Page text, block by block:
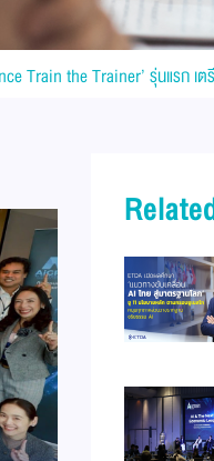
Train the Trainer’ รุ่นแรก เ